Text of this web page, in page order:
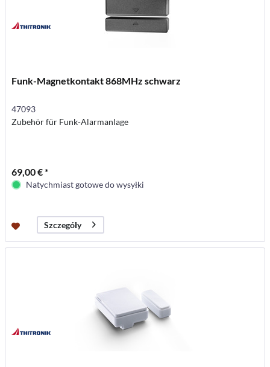
Funk-Magnetkontakt 868MHz schwarz
47093
Zubehör für Funk-Alarmanlage
69,00 € *
Natychmiast gotowe do wysyłki
Szczegóły